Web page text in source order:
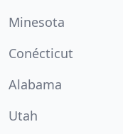
Minesota
Conécticut
Alabama
Utah